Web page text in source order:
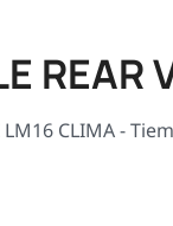
REAR
LM16 CLIMA -